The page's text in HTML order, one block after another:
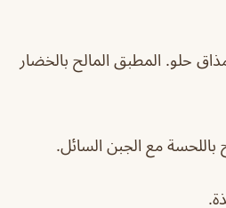
حلو. المطبق المالح بالخضار
مع الجبن السائل.